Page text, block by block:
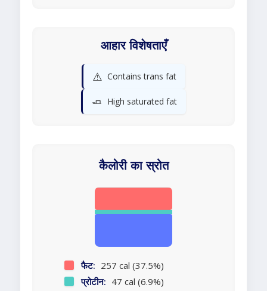
आहार विशेषताएँ
⚠️ Contains trans fat
🧈 High saturated fat
कैलोरी का स्रोत
फैट: 257 cal (37.5%)
प्रोटीन: 47 cal (6.9%)